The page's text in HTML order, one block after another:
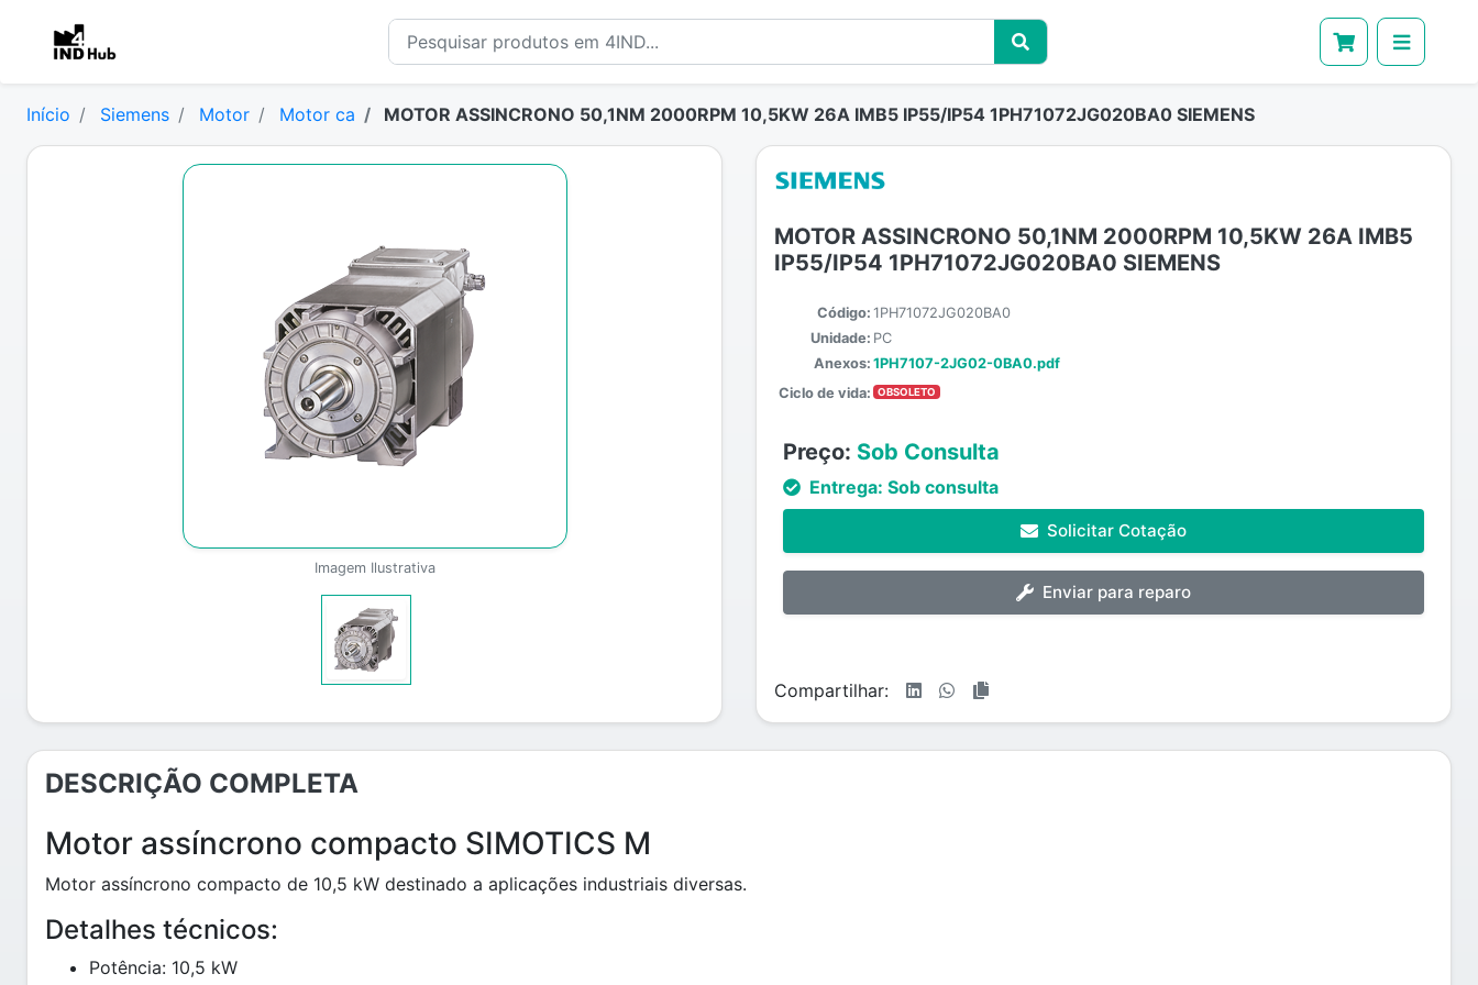
Início Siemens Motor Motor ca MOTOR ASSINCRONO 50,1NM 2000RPM 10,5KW 26A IMB5 IP55/IP54 1PH71072JG020BA0 SIEMENS
Imagem Ilustrativa
MOTOR ASSINCRONO 50,1NM 2000RPM 10,5KW 26A IMB5
IP55/IP54 1PH71072JG020BA0 SIEMENS
Código: 1PH71072JG020BA0
Unidade: PC
Anexos: 1PH7107-2JG02-0BA0.pdf
Ciclo de vida:
OBSOLETO
Preço: Sob Consulta
Entrega: Sob consulta
Solicitar Cotação
Enviar para reparo
Compartilhar:
DESCRIÇÃO COMPLETA
Motor assíncrono compacto SIMOTICS M
Motor assíncrono compacto de 10,5 kW destinado a aplicações industriais diversas.
Detalhes técnicos:
Potência: 10,5 kW